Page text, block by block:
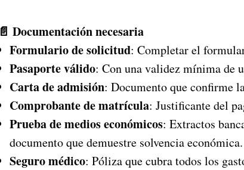
📄 Documentación necesaria
Formulario de solicitud: Completar el
Pasaporte válido: Con una validez mínima de
Carta de admisión: Documento que confirme
Comprobante de matrícula: Justificante del
Prueba de medios económicos: Extractos
documento que demuestre solvencia económica.
Seguro médico: Póliza que cubra todos los